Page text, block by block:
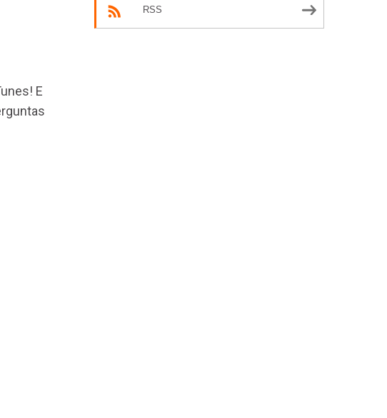
E
RSS